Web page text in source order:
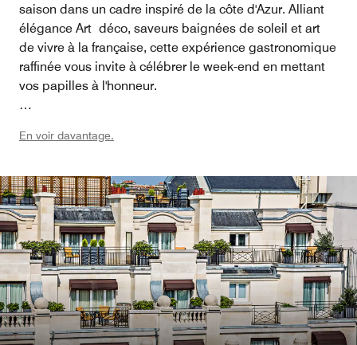
saison dans un cadre inspiré de la côte d'Azur. Alliant
élégance Art déco, saveurs baignées de soleil et art
de vivre à la française, cette expérience gastronomique
raffinée vous invite à célébrer le week-end en mettant
vos papilles à l'honneur.
laissez-vous emporter par une sélection de créations
convivialité et dolce vita se conjuguent
harmonieusement.
Le brunch Côte d'Azur est désormais disponible tous
les dimanches au Prince de Galles.
Fermeture estivale du 26 juillet au 30 août 2026.
En voir davantage.